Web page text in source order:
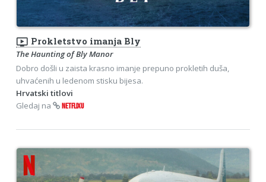
ondemand_video Prokletstvo imanja Bly
The Haunting of Bly Manor
Dobro došli u zaista krasno imanje prepuno prokletih duša,
uhvaćenih u ledenom stisku bijesa.
Hrvatski titlovi
Gledaj na
NETFLIXU